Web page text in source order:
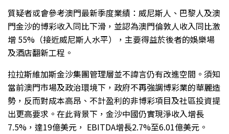
質疑者或會參考澳門最新季度業績：威尼斯人、巴黎人及澳
門金沙的博彩收入同比下滑，並認為澳門倫敦人收入同比激
增 55%（接近威尼斯人水平），主要得益於後者的娛樂場
及酒店翻新工程。
拉拉斯維加斯金沙集團管理層並不諱言仍有改進空間。須知
當前澳門市場及政治環境下，政府不再強調博彩業的華麗造
勢，反而對成本高昂、不計盈利的非博彩項目及社區投資提
出更高要求。在此背景下，金沙中國仍實現淨收入增長
7.5%，達19億美元， EBITDA增長2.7%至6.01億美元。